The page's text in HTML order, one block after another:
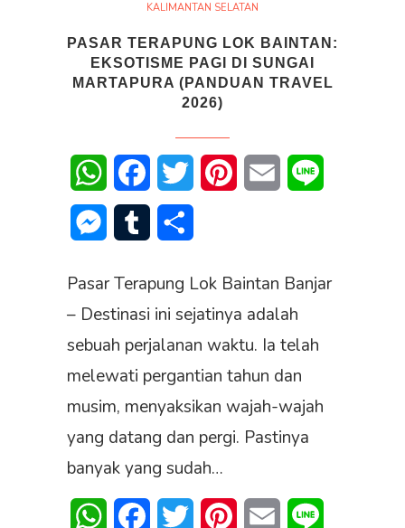
KALIMANTAN SELATAN
PASAR TERAPUNG LOK BAINTAN:
EKSOTISME PAGI DI SUNGAI
MARTAPURA (PANDUAN TRAVEL
2026)
WhatsAppFacebookTwitter PinterestEmail
Messenger
Tumblr
Pasar Terapung Lok Baintan Banjar
– Destinasi ini sejatinya adalah
sebuah perjalanan waktu. Ia telah
melewati pergantian tahun dan
musim, menyaksikan wajah-wajah
yang datang dan pergi. Pastinya
banyak yang sudah…
WhatsAppFacebookTwitter PinterestEmail